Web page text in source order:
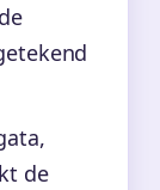
de